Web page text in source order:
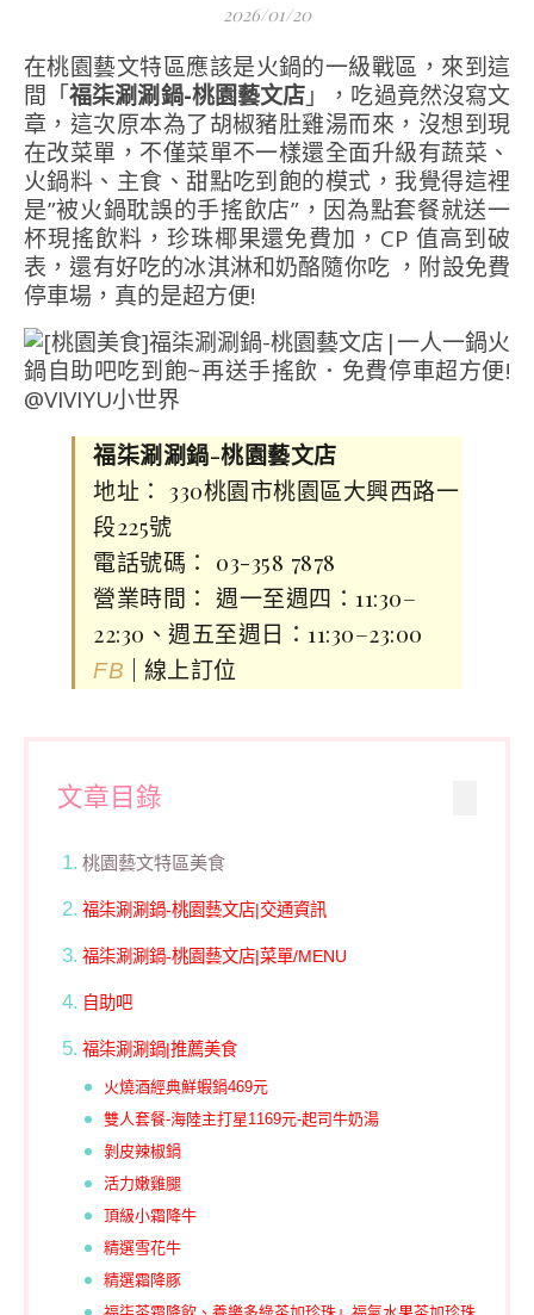
2026/01/20
在桃園藝文特區應該是火鍋的一級戰區，來到這
間「福柒涮涮鍋-桃園藝文店」，吃過竟然沒寫文
章，這次原本為了胡椒豬肚雞湯而來，沒想到現
在改菜單，不僅菜單不一樣還全面升級有蔬菜、
火鍋料、主食、甜點吃到飽的模式，我覺得這裡
是”被火鍋耽誤的手搖飲店”，因為點套餐就送一
杯現搖飲料，珍珠椰果還免費加，CP 值高到破
表，還有好吃的冰淇淋和奶酪隨你吃 ，附設免費
停車場，真的是超方便!
福柒涮涮鍋-桃園藝文店
地址： 330桃園市桃園區大興西路一
段225號
電話號碼： 03-358 7878
營業時間： 週一至週四：11:30–
22:30、週五至週日：11:30–23:00
FB | 線上訂位
文章目錄
桃園藝文特區美食
福柒涮涮鍋-桃園藝文店|交通資訊
福柒涮涮鍋-桃園藝文店|菜單/MENU
自助吧
福柒涮涮鍋|推薦美食
火燒酒經典鮮蝦鍋469元
雙人套餐-海陸主打星1169元-起司牛奶湯
剝皮辣椒鍋
活力嫩雞腿
頂級小霜降牛
精選雪花牛
精選霜降豚